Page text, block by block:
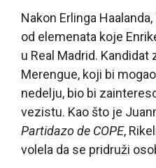
Nakon Erlinga
od elemenata koje
u Real Madrid. Kandidat
Merengue, koji bi
nedelju, bio bi
vezistu. Kao što je
Partidazo de COPE,
volela da se pridruži